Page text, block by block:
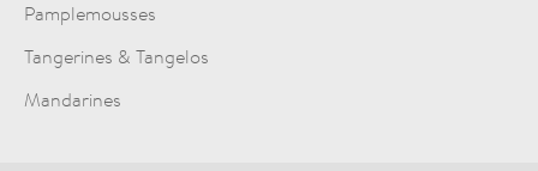
Pamplemousses
Tangerines & Tangelos
Mandarines